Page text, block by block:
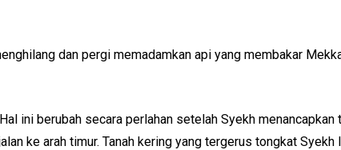
dan pergi memadamkan api yang membakar
ini berubah secara perlahan setelah Syekh menancapkan
ke arah timur. Tanah kering yang tergerus tongkat